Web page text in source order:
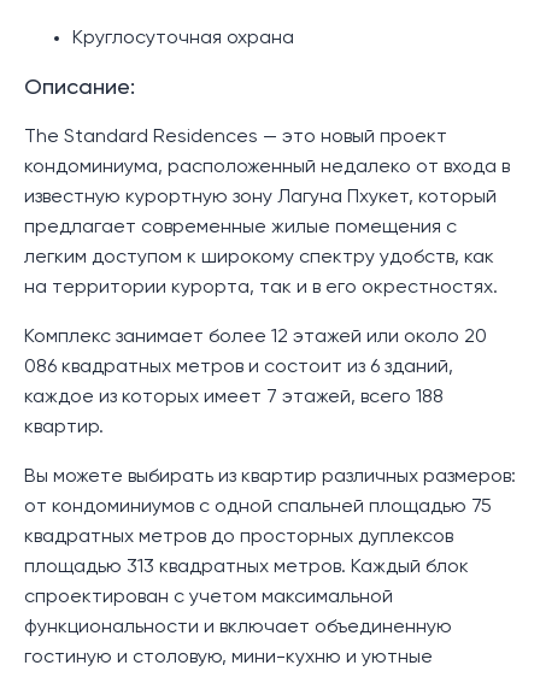
Круглосуточная охрана
Описание:
The Standard Residences — это новый проект
кондоминиума, расположенный недалеко от входа в
известную курортную зону Лагуна Пхукет, который
предлагает современные жилые помещения с
легким доступом к широкому спектру удобств, как
на территории курорта, так и в его окрестностях.
Комплекс занимает более 12 этажей или около 20
086 квадратных метров и состоит из 6 зданий,
каждое из которых имеет 7 этажей, всего 188
квартир.
Вы можете выбирать из квартир различных размеров:
от кондоминиумов с одной спальней площадью 75
квадратных метров до просторных дуплексов
площадью 313 квадратных метров. Каждый блок
спроектирован с учетом максимальной
функциональности и включает объединенную
гостиную и столовую, мини-кухню и уютные